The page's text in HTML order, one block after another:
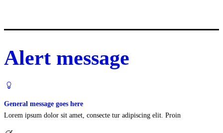
Alert message
General message goes here
Lorem ipsum dolor sit amet, consecte tur adipiscing elit. Proin